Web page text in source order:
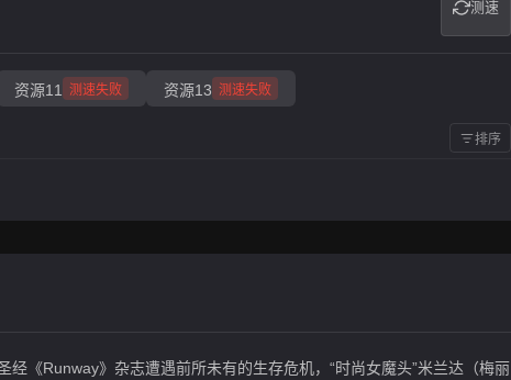
测速
资源11 测速失败 资源13 测速失败
排序
《Runway》杂志遭遇前所未有的生存危机，“时尚女魔头”米兰达（梅丽